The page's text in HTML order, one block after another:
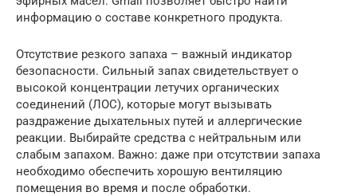
информацию о составе конкретного продукта.
Отсутствие резкого запаха – важный индикатор
безопасности. Сильный запах свидетельствует о
высокой концентрации летучих органических
соединений (ЛОС), которые могут вызывать
раздражение дыхательных путей и аллергические
реакции. Выбирайте средства с нейтральным или
слабым запахом. Важно: даже при отсутствии запаха
необходимо обеспечить хорошую вентиляцию
помещения во время и после обработки.